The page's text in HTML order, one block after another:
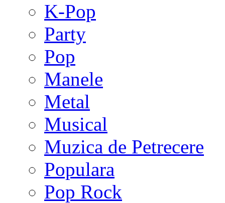
K-Pop
Party
Pop
Manele
Metal
Musical
Muzica de Petrecere
Populara
Pop Rock